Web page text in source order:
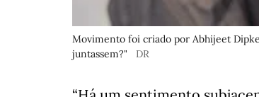
Movimento foi criado por Abhijeet
juntassem?"
DR